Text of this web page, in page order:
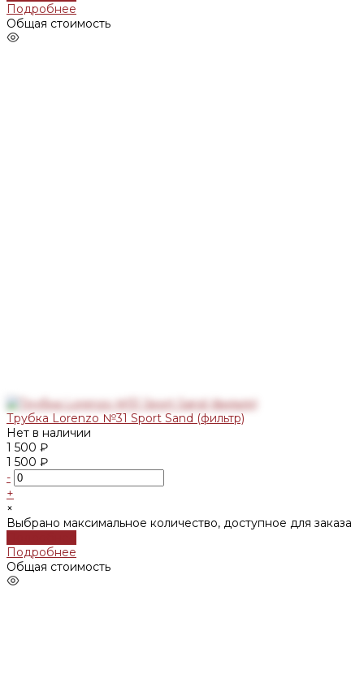
Подробнее
Общая стоимость
Трубка Lorenzo №31 Sport Sand (фильтр)
Нет в наличии
1 500 ₽
1 500 ₽
-
+
×
Выбрано максимальное количество, доступное для заказа
Подробнее
Общая стоимость